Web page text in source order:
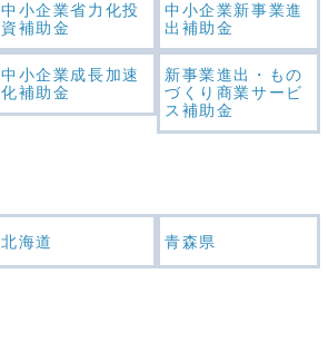
中小企業省力化投
資補助金
中小企業新事業進
出補助金
中小企業成長加速
化補助金
新事業進出・もの
づくり商業サービ
ス補助金
北海道 青森県